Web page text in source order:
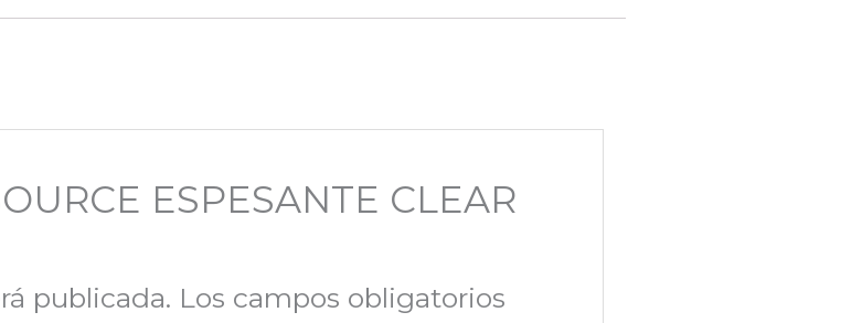
ESPESANTE CLEAR
publicada. Los campos obligatorios